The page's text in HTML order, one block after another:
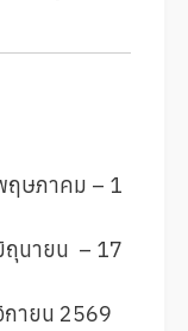
ฤษภาคม – 1
ถุนายน – 17
ายน 2569